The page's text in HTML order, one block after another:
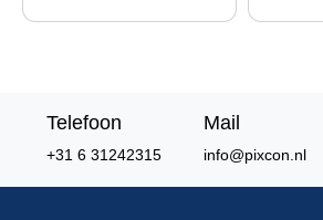
Telefoon
+31 6 31242315
Mail
info@pixcon.nl